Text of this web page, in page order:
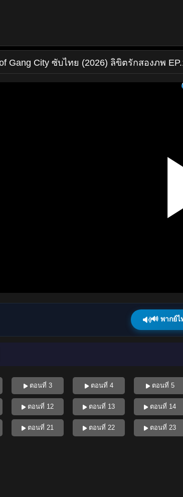
Gang City ซับไทย (2026) ลิขิตรักสองภพ
🔊 พากย์
ตอนที่ 3 ตอนที่ 4 ตอนที่ 5
ตอนที่ 12 ตอนที่ 13 ตอนที่ 14
ตอนที่ 21 ตอนที่ 22 ตอนที่ 23